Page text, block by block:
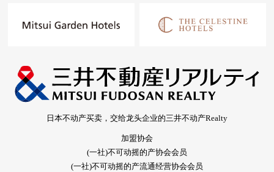
日本不动产买卖，交给龙头企业的三井不动产Realty
加盟协会
(一社)不可动摇的产协会会员
(一社)不可动摇的产流通经营协会会员